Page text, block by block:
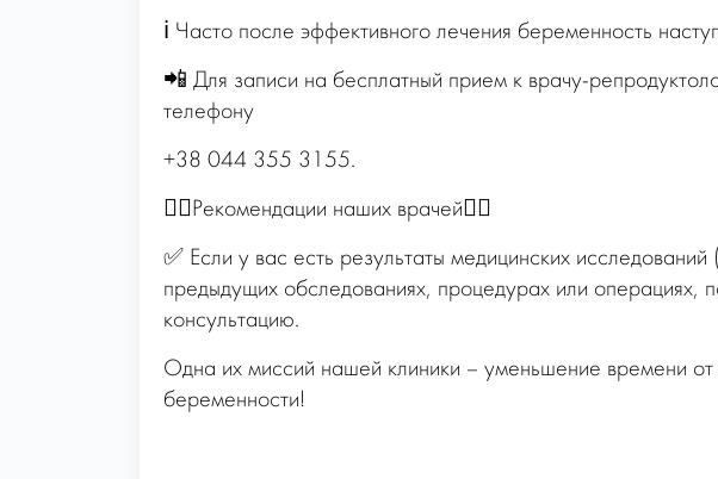
ℹ️ Часто после эффективного лечения беременность
📲 Для записи на бесплатный прием к врачу-
телефону
+38 044 355 3155.
☝🏻Рекомендации наших врачей☝🏻
✅ Если у вас есть результаты медицинских
предыдущих обследованиях, процедурах или операциях,
консультацию.
Одна их миссий нашей клиники – уменьшение времени
беременности!